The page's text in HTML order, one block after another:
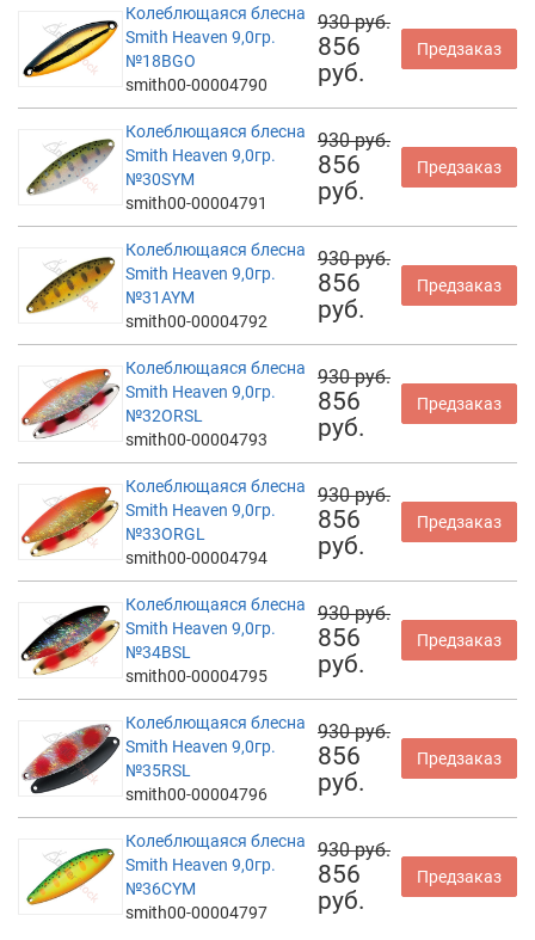
Колеблющаяся блесна
Smith Heaven 9,0гр.
№18BGO
smith00-00004790
930 руб.
856
руб.
Предзаказ
Колеблющаяся блесна
Smith Heaven 9,0гр.
№30SYM
smith00-00004791
930 руб.
856
руб.
Предзаказ
Колеблющаяся блесна
Smith Heaven 9,0гр.
№31AYM
smith00-00004792
930 руб.
856
руб.
Предзаказ
Колеблющаяся блесна
Smith Heaven 9,0гр.
№32ORSL
smith00-00004793
930 руб.
856
руб.
Предзаказ
Колеблющаяся блесна
Smith Heaven 9,0гр.
№33ORGL
smith00-00004794
930 руб.
856
руб.
Предзаказ
Колеблющаяся блесна
Smith Heaven 9,0гр.
№34BSL
smith00-00004795
930 руб.
856
руб.
Предзаказ
Колеблющаяся блесна
Smith Heaven 9,0гр.
№35RSL
smith00-00004796
930 руб.
856
руб.
Предзаказ
Колеблющаяся блесна
Smith Heaven 9,0гр.
№36CYM
smith00-00004797
930 руб.
856
руб.
Предзаказ